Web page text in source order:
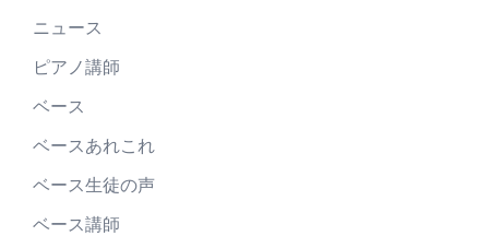
ニュース
ピアノ講師
ベース
ベースあれこれ
ベース生徒の声
ベース講師